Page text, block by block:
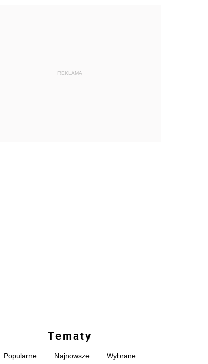
REKLAMA
Tematy
Popularne Najnowsze Wybrane